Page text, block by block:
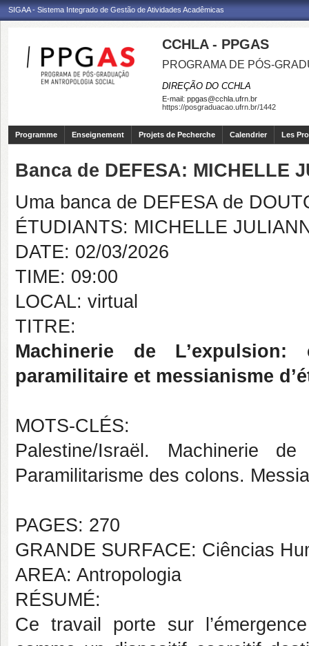
SIGAA - Sistema Integrado de Gestão de Atividades Acadêmicas
CCHLA - PPGAS
PROGRAMA DE PÓS-
DIREÇÃO DO CCHLA
E-mail: ppgas@cchla.ufrn.br
https://posgraduacao.ufrn.br/1442
Programme Enseignement Projets de Pecherche Calendrier Les
Banca de DEFESA: MICHELLE
Uma banca de DEFESA de
ÉTUDIANTS: MICHELLE
DATE: 02/03/2026
TIME: 09:00
LOCAL: virtual
TITRE:
Machinerie de
paramilitaire et messianisme
MOTS-CLÉS:
Palestine/Israël. Machinerie
Paramilitarisme des colons.
PAGES: 270
GRANDE SURFACE: Ciências
AREA: Antropologia
RÉSUMÉ:
Ce travail porte sur